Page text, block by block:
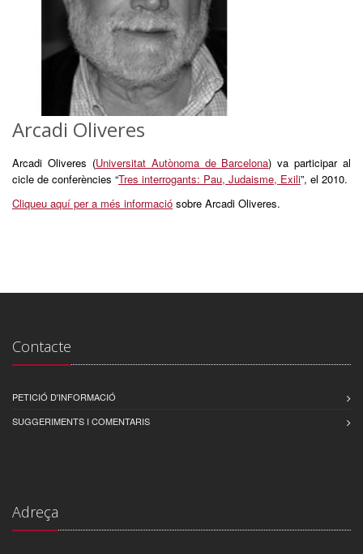
Arcadi Oliveres
Arcadi Oliveres (Universitat Autònoma de Barcelona) va participar al
cicle de conferències “Tres interrogants: Pau, Judaisme, Exili”, el 2010.
Cliqueu aquí per a més informació sobre Arcadi Oliveres.
Contacte
PETICIÓ D'INFORMACIÓ
SUGGERIMENTS I COMENTARIS
Adreça